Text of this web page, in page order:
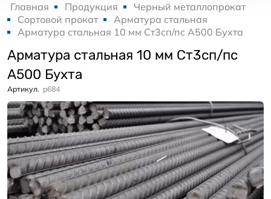
Главная Продукция
Черный металлопрокат
Сортовой прокат
Арматура стальная
Арматура стальная 10 мм Ст3сп/пс А500 Бухта
Арматура стальная 10 мм Ст3сп/пс
А500 Бухта
Артикул. p684